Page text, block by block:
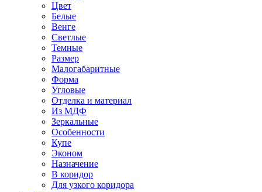
Цвет
Белые
Венге
Светлые
Темные
Размер
Малогабаритные
Форма
Угловые
Отделка и материал
Из МДФ
Зеркальные
Особенности
Купе
Эконом
Назначение
В коридор
Для узкого коридора